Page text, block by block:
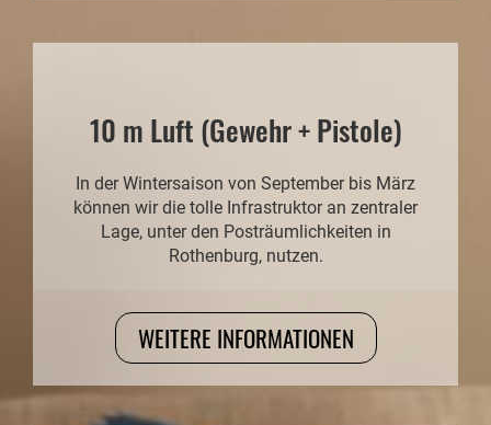
10 m Luft (Gewehr + Pistole)
In der Wintersaison von September bis März
können wir die tolle Infrastruktor an zentraler
Lage, unter den Posträumlichkeiten in
Rothenburg, nutzen.
WEITERE INFORMATIONEN